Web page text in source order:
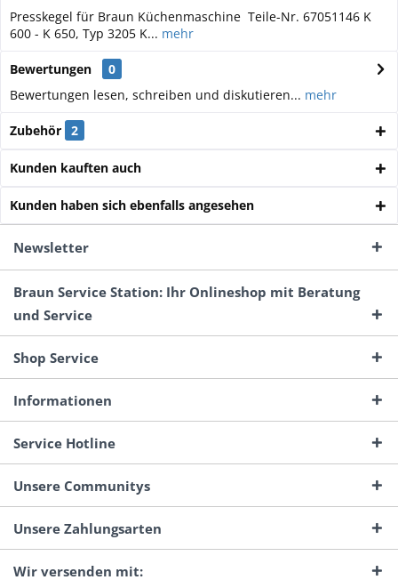
Presskegel für Braun Küchenmaschine Teile-Nr. 67051146 K
600 - K 650, Typ 3205 K... mehr
Bewertungen
0
Bewertungen lesen, schreiben und diskutieren... mehr
Zubehör 2
Kunden kauften auch
Kunden haben sich ebenfalls angesehen
Newsletter
Braun Service Station: Ihr Onlineshop mit Beratung
und Service
Shop Service
Informationen
Service Hotline
Unsere Communitys
Unsere Zahlungsarten
Wir versenden mit: